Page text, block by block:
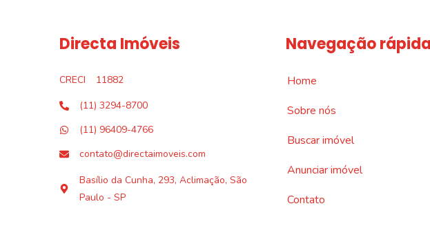
Directa Imóveis
CRECI
11882
(11) 3294-8700
(11) 96409-4766
contato@directaimoveis.com
Basílio da Cunha, 293, Aclimação, São
Paulo - SP
Navegação rápida
Home
Sobre nós
Buscar imóvel
Anunciar imóvel
Contato